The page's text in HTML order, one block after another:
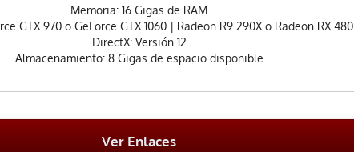
Memoria: 16 Gigas de RAM
GTX 970 o GeForce GTX 1060 | Radeon R9 290X o Radeon RX 480
DirectX: Versión 12
Almacenamiento: 8 Gigas de espacio disponible
Ver Enlaces